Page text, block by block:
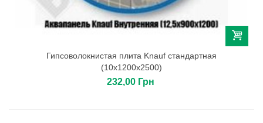
Гипсоволокнистая плита Knauf стандартная
(10х1200х2500)
232,00 Грн